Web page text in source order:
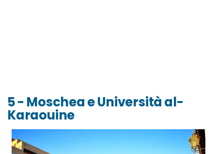
5 - Moschea e Università al-
Karaouine